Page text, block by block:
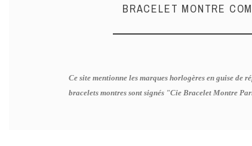
BRACELET MONTRE
Ce site mentionne les marques horlogères en guise de
bracelets montres sont signés "Cie Bracelet Montre